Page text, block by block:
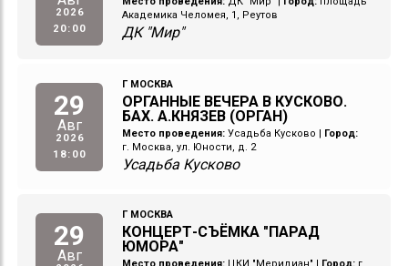
2026
20:00
Академика Челомея, 1, Реутов
ДК "Мир"
29
Авг
2026
18:00
Г МОСКВА
ОРГАННЫЕ ВЕЧЕРА В КУСКОВО.
БАХ. А.КНЯЗЕВ (ОРГАН)
Место проведения: Усадьба Кусково
Город:
г. Москва, ул. Юности, д. 2
Усадьба Кусково
29
Авг
Г МОСКВА
КОНЦЕРТ-СЪЁМКА "ПАРАД
ЮМОРА"